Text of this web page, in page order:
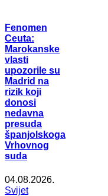
Fenomen
Ceuta:
Marokanske
vlasti
upozorile su
Madrid na
rizik koji
donosi
nedavna
presuda
španjolskoga
Vrhovnog
suda
04.08.2026.
Svijet